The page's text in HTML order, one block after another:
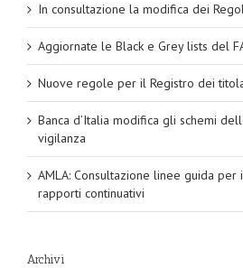
In consultazione la modifica dei
Aggiornate le Black e Grey lists del
Nuove regole per il Registro dei
Banca d’Italia modifica gli schemi
vigilanza
AMLA: Consultazione linee guida
rapporti continuativi
Archivi